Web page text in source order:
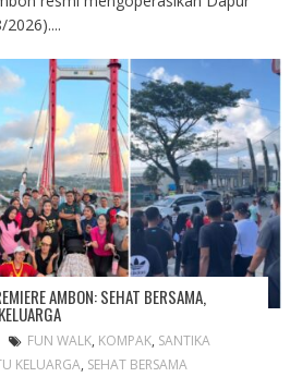
2026)....
AMBON: SEHAT BERSAMA,
FUN WALK, KOMPAK, SANTIKA
KELUARGA, SEHAT BERSAMA